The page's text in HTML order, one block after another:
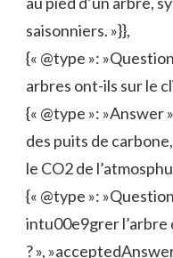
saisonniers. »}},
{« @type »:
arbres ont-ils sur le
{« @type »: »Answer
des puits de
le CO2 de
{« @type »:
intu00e9grer l’arbre
? »,